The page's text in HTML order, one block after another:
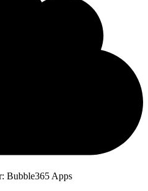
Bubble365 Apps